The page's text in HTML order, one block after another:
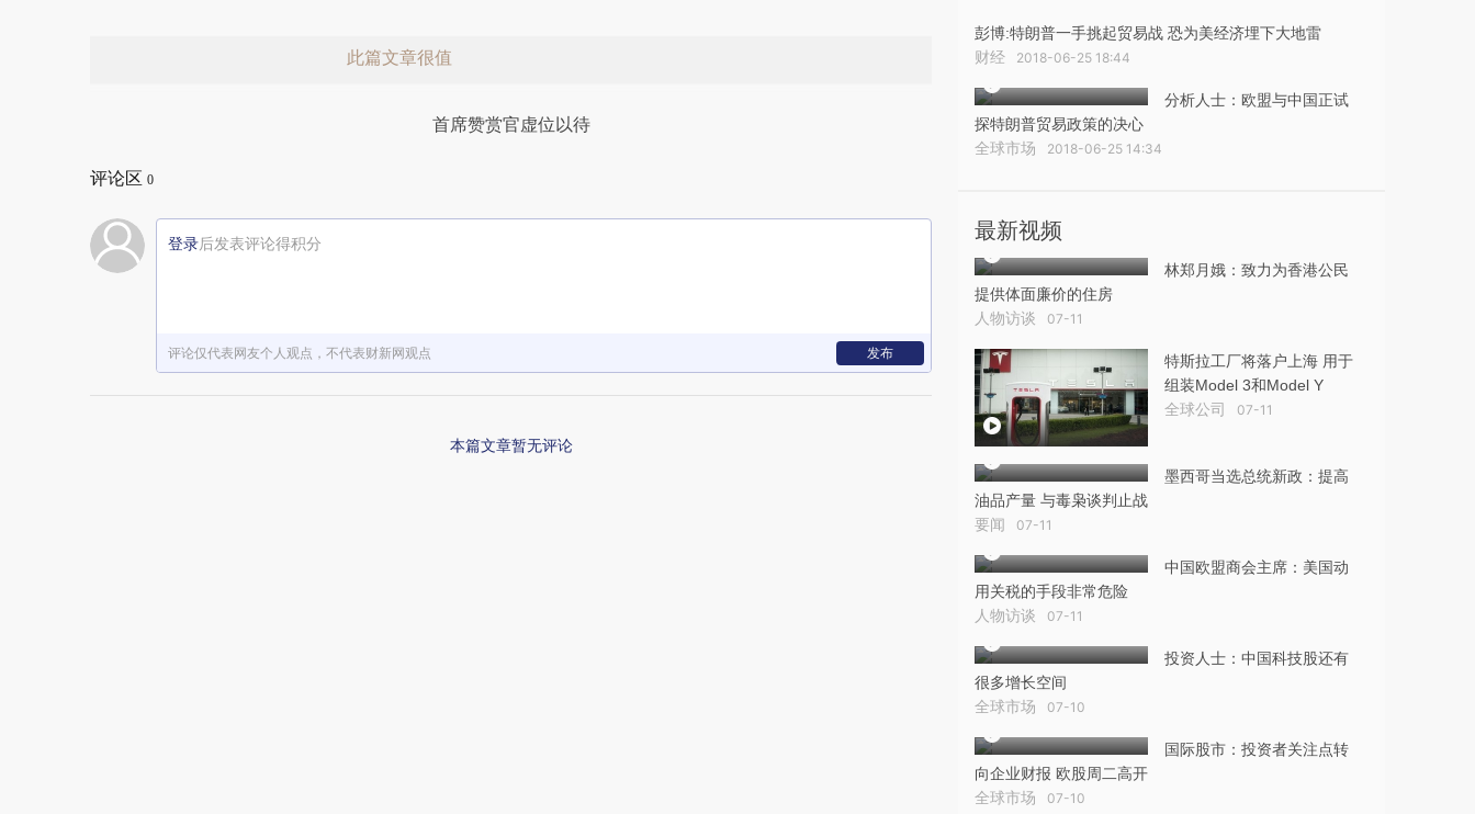
此篇文章很值
首席赞赏官虚位以待
评论区 0
登录后发表评论得积分
评论仅代表网友个人观点，不代表财新网观点 发布
本篇文章暂无评论
彭博:特朗普一手挑起贸易战 恐为美经济埋下大地雷
财经 2018-06-25 18:44
分析人士：欧盟与中国正试
探特朗普贸易政策的决心
全球市场 2018-06-25 14:34
最新视频
林郑月娥：致力为香港公民
提供体面廉价的住房
人物访谈 07-11
特斯拉工厂将落户上海 用于
组装Model 3和Model Y
全球公司 07-11
墨西哥当选总统新政：提高
油品产量 与毒枭谈判止战
要闻 07-11
中国欧盟商会主席：美国动
用关税的手段非常危险
人物访谈 07-11
投资人士：中国科技股还有
很多增长空间
全球市场 07-10
国际股市：投资者关注点转
向企业财报 欧股周二高开
全球市场 07-10